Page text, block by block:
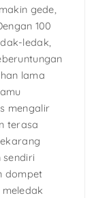
gede,
100
ledak,
lama
mengalir
terasa
dompet